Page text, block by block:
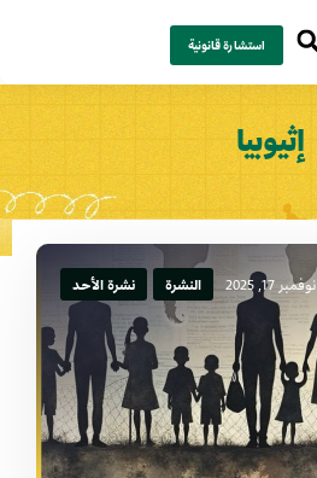
استشارة قانونية
إثيوبيا
نوفمبر 17, 2025 النشرة نشرة الأحد